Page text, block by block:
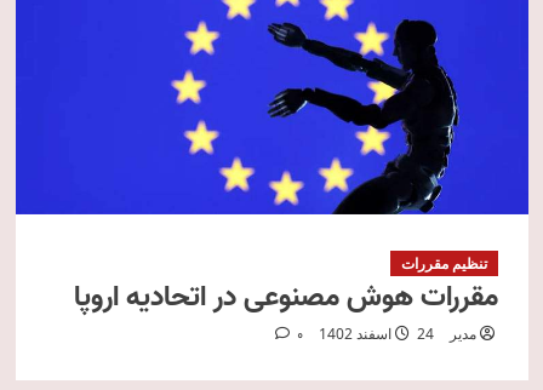
تنظیم مقررات
مقررات هوش مصنوعی در اتحادیه اروپا
مدیر 24 اسفند 1402 0